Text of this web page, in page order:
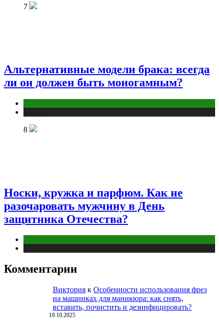
7
Альтернативные модели брака: всегда
ли он должен быть моногамным?
8
Носки, кружка и парфюм. Как не
разочаровать мужчину в День
защитника Отечества?
Комментарии
Виктория к Особенности использования фрез
на машинках для маникюра: как снять,
вставить, почистить и дезинфицировать?
19.10.2025